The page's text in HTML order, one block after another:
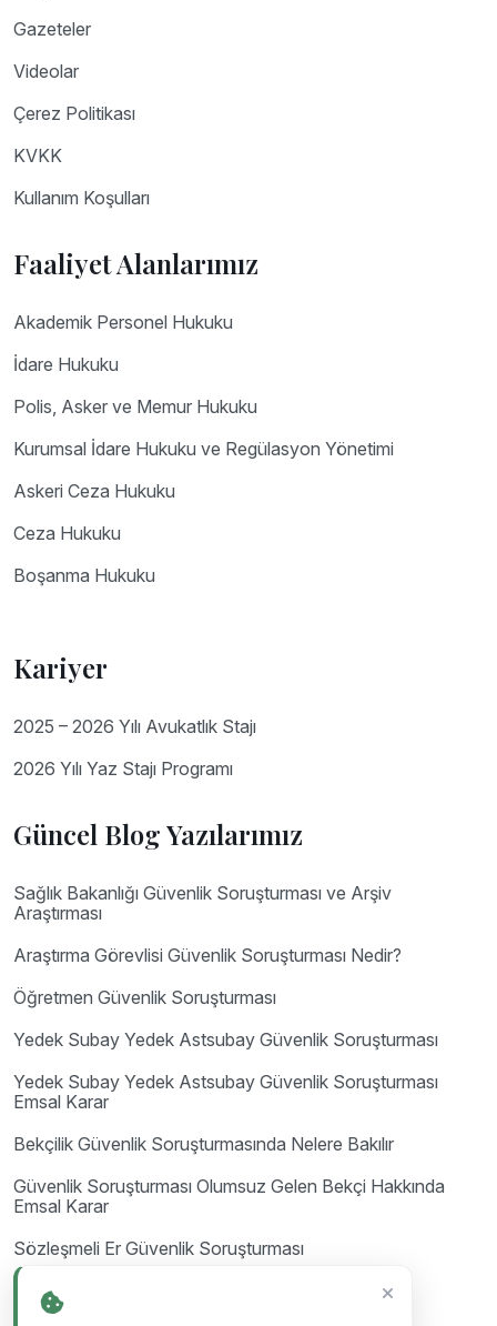
Gazeteler
Videolar
Çerez Politikası
KVKK
Kullanım Koşulları
Faaliyet Alanlarımız
Akademik Personel Hukuku
İdare Hukuku
Polis, Asker ve Memur Hukuku
Kurumsal İdare Hukuku ve Regülasyon Yönetimi
Askeri Ceza Hukuku
Ceza Hukuku
Boşanma Hukuku
Kariyer
2025 – 2026 Yılı Avukatlık Stajı
2026 Yılı Yaz Stajı Programı
Güncel Blog Yazılarımız
Sağlık Bakanlığı Güvenlik Soruşturması ve Arşiv
Araştırması
Araştırma Görevlisi Güvenlik Soruşturması Nedir?
Öğretmen Güvenlik Soruşturması
Yedek Subay Yedek Astsubay Güvenlik Soruşturması
Yedek Subay Yedek Astsubay Güvenlik Soruşturması
Emsal Karar
Bekçilik Güvenlik Soruşturmasında Nelere Bakılır
Güvenlik Soruşturması Olumsuz Gelen Bekçi Hakkında
Emsal Karar
Sözleşmeli Er Güvenlik Soruşturması
Uzman Erbaş Güvenlik Soruşturması